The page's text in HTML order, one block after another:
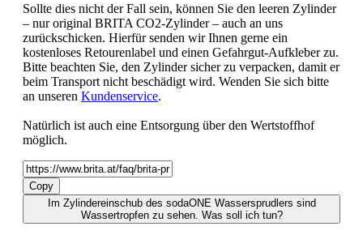
Sollte dies nicht der Fall sein, können Sie den leeren Zylinder
– nur original BRITA CO2-Zylinder – auch an uns
zurückschicken. Hierfür senden wir Ihnen gerne ein
kostenloses Retourenlabel und einen Gefahrgut-Aufkleber zu.
Bitte beachten Sie, den Zylinder sicher zu verpacken, damit er
beim Transport nicht beschädigt wird. Wenden Sie sich bitte
an unseren Kundenservice.
Natürlich ist auch eine Entsorgung über den Wertstoffhof
möglich.
Copy
Im Zylindereinschub des sodaONE Wassersprudlers sind
Wassertropfen zu sehen. Was soll ich tun?